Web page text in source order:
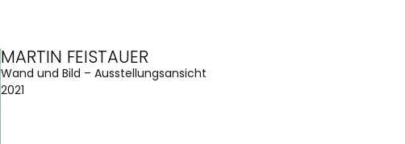
MARTIN FEISTAUER
Wand und Bild – Ausstellungsansicht
2021